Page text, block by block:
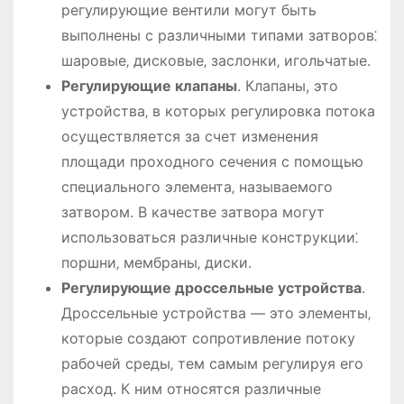
регулирующие вентили могут быть
выполнены с различными типами затворов⁚
шаровые‚ дисковые‚ заслонки‚ игольчатые.
Регулирующие клапаны. Клапаны, это
устройства‚ в которых регулировка потока
осуществляется за счет изменения
площади проходного сечения с помощью
специального элемента‚ называемого
затвором. В качестве затвора могут
использоваться различные конструкции⁚
поршни‚ мембраны‚ диски.
Регулирующие дроссельные устройства.
Дроссельные устройства — это элементы‚
которые создают сопротивление потоку
рабочей среды‚ тем самым регулируя его
расход. К ним относятся различные